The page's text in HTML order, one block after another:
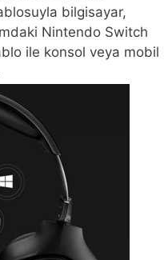
bilgisayar,
Nintendo Switch
ile konsol veya mobil